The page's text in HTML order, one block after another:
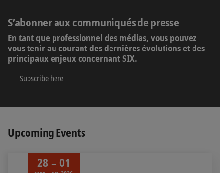
S’abonner aux communiqués de presse
En tant que professionnel des médias, vous pouvez
vous tenir au courant des dernières évolutions et des
principaux enjeux concernant SIX.
Subscribe here
Upcoming Events
28 01